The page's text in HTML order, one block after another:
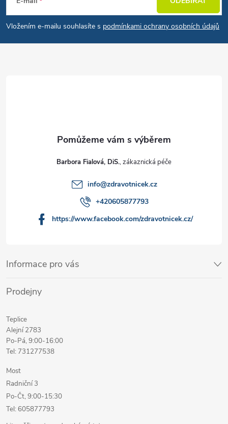
Vložením e-mailu souhlasíte s podmínkami ochrany osobních údajů
Informace pro vás
Prodejny
Teplice
Alejní 2783
Po-Pá, 9:00-16:00
Tel: 731277538
Most
Radniční 3
Po-Čt, 9:00-15:30
Tel: 605877793
Barbora Fialová, DiS.
info@zdravotnicek.cz
+420605877793
https://www.facebook.com/zdravotnicek.cz/